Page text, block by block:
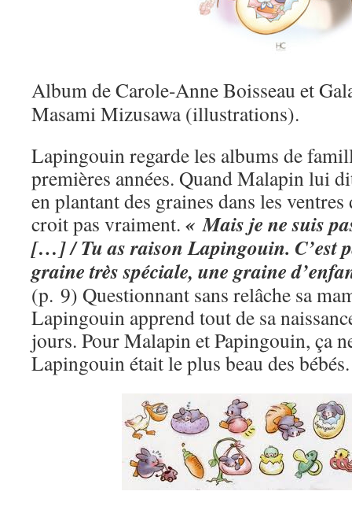
Album de Carole-Anne Boisseau et
Masami Mizusawa (illustrations).
Lapingouin regarde les albums de
premières années. Quand Malapin lui
en plantant des graines dans les ventres
croit pas vraiment. « Mais je ne suis
[…] / Tu as raison Lapingouin. C’est
graine très spéciale, une graine
(p. 9) Questionnant sans relâche sa
Lapingouin apprend tout de sa
jours. Pour Malapin et Papingouin, ça
Lapingouin était le plus beau des bébés.